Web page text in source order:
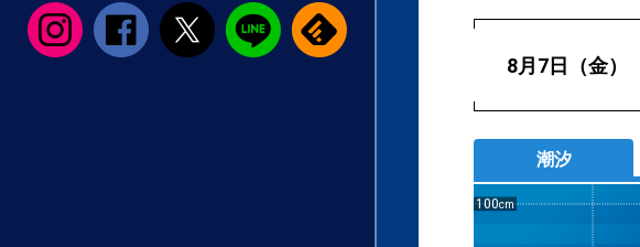
潮汐
100